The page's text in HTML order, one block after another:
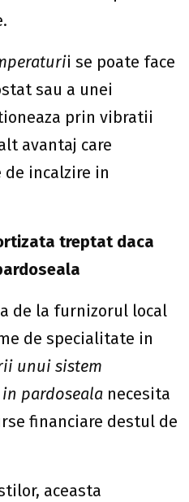
i se poate face
sau a unei
prin vibratii
avantaj care
de incalzire in
treptat daca
de la furnizorul local
de specialitate in
unui sistem
pardoseala necesita
financiare destul de
aceasta